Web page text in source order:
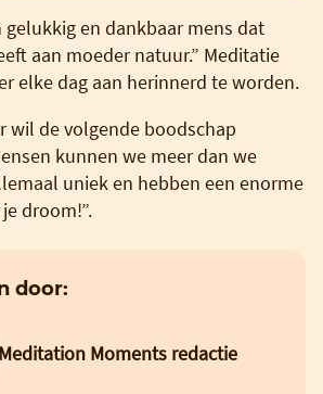
gelukkig en dankbaar mens dat
aan moeder natuur.” Meditatie
elke dag aan herinnerd te worden.
wil de volgende boodschap
kunnen we meer dan we
uniek en hebben een enorme
droom!”.
door:
Meditation Moments redactie